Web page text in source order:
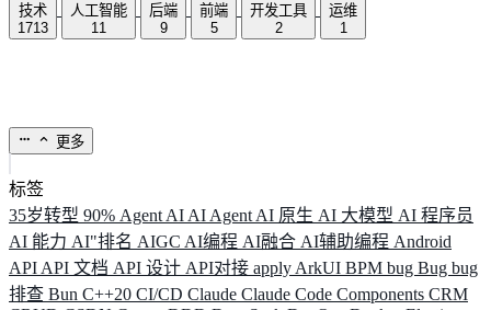
技术
1713
人工智能
11
后端
9
前端
5
开发工具
2
运维
1
更多
标签
35岁转型 90% Agent AI AI Agent AI 原生 AI 大模型 AI 程序员
AI 能力 AI"排名 AIGC AI编程 AI融合 AI辅助编程 Android
API API 文档 API 设计 API对接 apply ArkUI BPM bug Bug bug
排查 Bun C++20 CI/CD Claude Claude Code Components CRM